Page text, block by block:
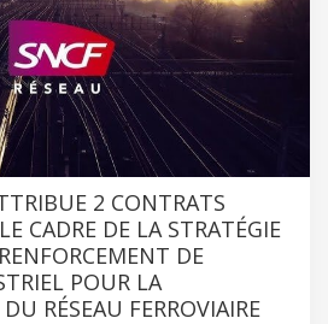
2 CONTRATS
CADRE DE LA STRATÉGIE
DE
POUR LA
RÉSEAU FERROVIAIRE